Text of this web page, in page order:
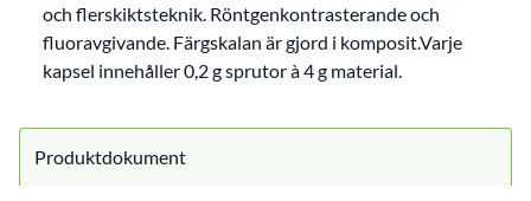
och flerskiktsteknik. Röntgenkontrasterande och
fluoravgivande. Färgskalan är gjord i komposit.Varje
kapsel innehåller 0,2 g sprutor à 4 g material.
Produktdokument